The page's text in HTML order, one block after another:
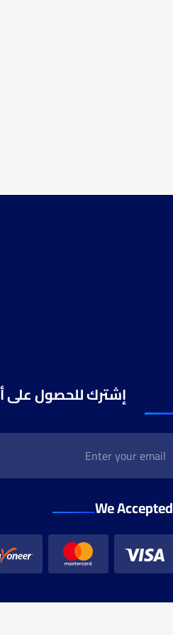
إشترك للحصول على
We Accepted